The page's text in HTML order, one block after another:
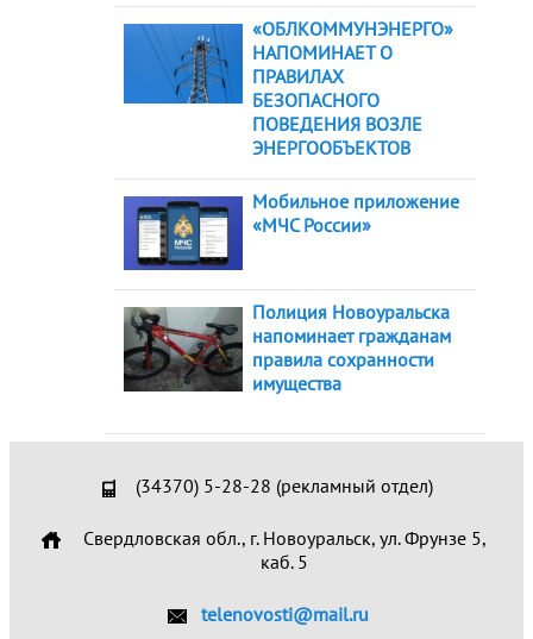
«ОБЛКОММУНЭНЕРГО»
НАПОМИНАЕТ О
ПРАВИЛАХ
БЕЗОПАСНОГО
ПОВЕДЕНИЯ ВОЗЛЕ
ЭНЕРГООБЪЕКТОВ
Мобильное приложение
«МЧС России»
Полиция Новоуральска
напоминает гражданам
правила сохранности
имущества
(34370) 5-28-28 (рекламный отдел)
Свердловская обл., г. Новоуральск, ул. Фрунзе 5,
каб. 5
telenovosti@mail.ru